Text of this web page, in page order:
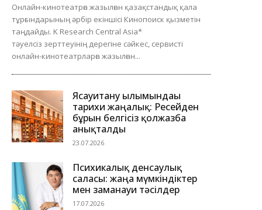
Онлайн-кинотеатрға жазылған қазақстандық қала
тұрғындарының әрбір екіншісі Кинопоиск қызметін
таңдайды. K Research Central Asia*
тәуелсіз зерттеуінің дерегіне сәйкес, сервисті
онлайн-кинотеатрларға жазылған...
Ясауитану ғылымындағы
тарихи жаңалық: Ресейден
бұрын белгісіз қолжазба
анықталды
23.07.2026
Психикалық денсаулық
саласы: жаңа мүмкіндіктер
мен заманауи тәсілдер
17.07.2026